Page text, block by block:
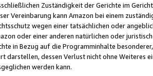
Zuständigkeit der Gerichte im
Vereinbarung kann Amazon bei einem
wegen einer tatsächlichen oder
oder einer anderen natürlichen oder
in Bezug auf die Programminhalte
darstellen, dessen Verlust nicht ohne Weiteres
werden kann.